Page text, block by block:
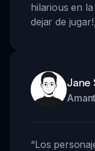
hilarious en
dejar de jugar!
Jane
“Los